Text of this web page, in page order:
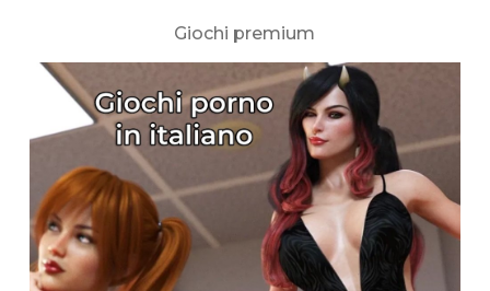
Giochi premium